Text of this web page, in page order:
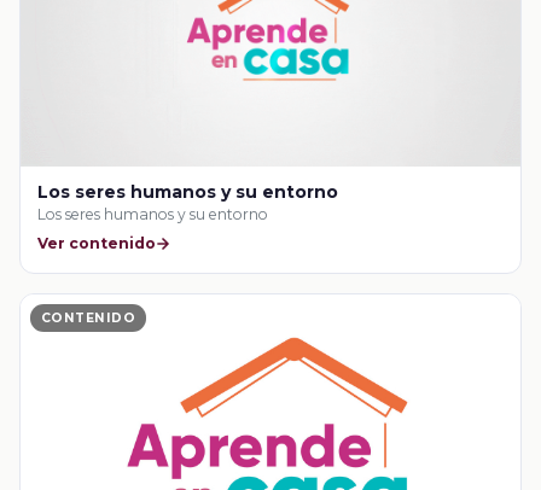
Los seres humanos y su entorno
Los seres humanos y su entorno
Ver contenido
CONTENIDO